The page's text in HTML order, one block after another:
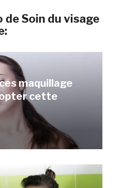
de Soin du visage
maquillage
cette